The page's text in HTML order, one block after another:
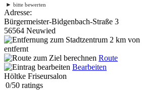
► bitte bewerten
Adresse:
Bürgermeister-Bidgenbach-Straße 3
56564 Neuwied
2 km von
entfernt
Route
Bearbeiten
Höltke Friseursalon
0/50 ratings